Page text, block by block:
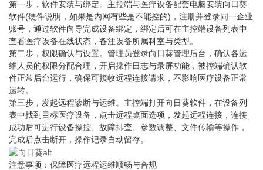
第一步，软件安装与绑定。主控端与医疗设备配套电脑安装向日葵
软件(硬件说明，如果是内网有些是不能控的)，注册并登录同一企业
账号，通过软件向导完成设备绑定，绑定后可在主控端设备列表中
查看医疗设备在线状态，备注设备所属科室与类型。
第二步，权限确认与设置。管理员登录向日葵管理后台，确认各运
维人员的权限分配合理，开启操作日志与录屏功能，被控端确认软
件正常后台运行，确保可接收远程连接请求，不影响医疗设备正常
运转。
第三步，发起远程诊断与运维。主控端打开向日葵软件，在设备列
表中找到目标医疗设备，点击远程桌面选项，发起远程连接，连接
成功后可进行设备操控、故障排查、参数调整、文件传输等操作，
完成后点击断开，操作记录自动留存。
注意事项：保障医疗远程运维顺畅与合规